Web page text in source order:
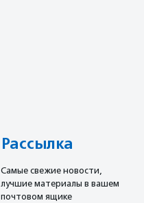
Рассылка
Cамые свежие новости,
лучшие материалы в вашем
почтовом ящике